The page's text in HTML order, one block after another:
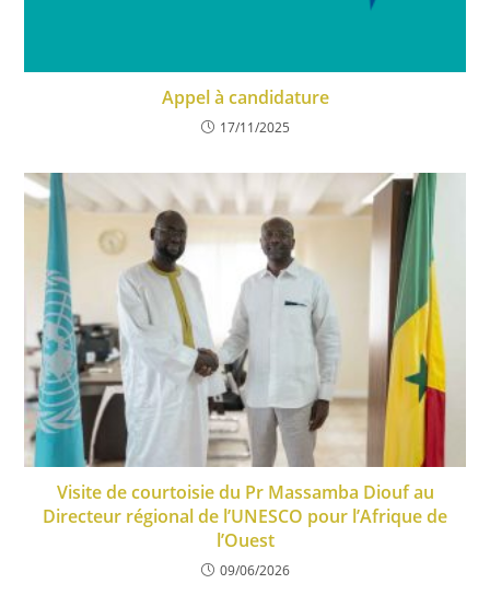
Appel à candidature
17/11/2025
Visite de courtoisie du Pr Massamba Diouf au
Directeur régional de l’UNESCO pour l’Afrique de
l’Ouest
09/06/2026